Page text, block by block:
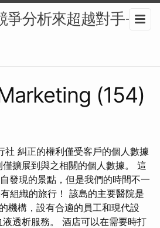
爭分析來超越對手-
(154)
糾正的權利僅受客戶的個人數據
擴展到與之相關的個人數據。 這
發現的景點，但是我們的時間不一
組織的旅行！ 該島的主要醫院是
機構，設有合適的員工和現代設
透析服務。 酒店可以在需要時打